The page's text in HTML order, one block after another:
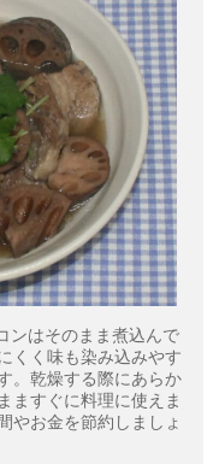
ンはそのまま煮込んで
くく味も染み込みやす
。乾燥する際にあらか
ますぐに料理に使えま
やお金を節約しましょ